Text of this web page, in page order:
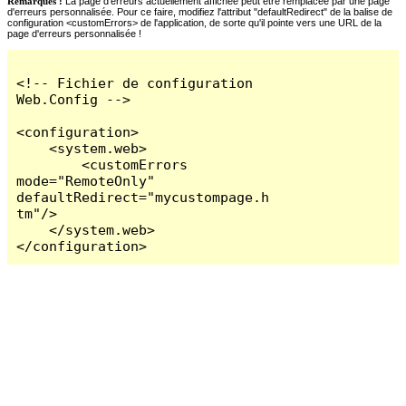
d'erreurs personnalisée. Pour ce faire, modifiez l'attribut "defaultRedirect" de la balise de
configuration <customErrors> de l'application, de sorte qu'il pointe vers une URL de la
page d'erreurs personnalisée !
<!-- Fichier de configuration
Web.Config -->
<configuration>
    <system.web>
        <customErrors
mode="RemoteOnly"
defaultRedirect="mycustompage.h
tm"/>
    </system.web>
</configuration>